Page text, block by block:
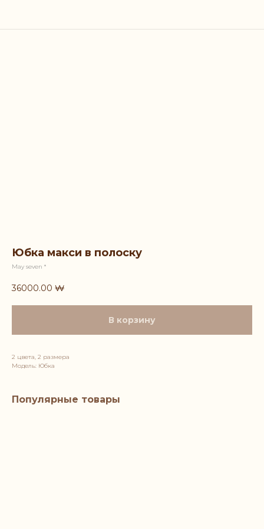
Юбка макси в полоску
May seven *
36000.00 ₩
В корзину
2 цвета, 2 размера
Модель: Юбка
Популярные товары